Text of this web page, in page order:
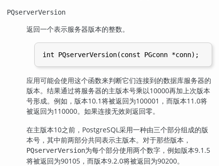
PQserverVersion
返回一个表示服务器版本的整数。
应用可能会使用这个函数来判断它们连接到的数据库服务器的
版本。结果通过将服务器的主版本号乘以10000再加上次版本
号形成。例如，版本10.1将被返回为100001，而版本11.0将
被返回为110000。如果连接无效则返回零。
在主版本10之前， PostgreSQL 采用一种由三个部分组成的版
本号，其中前两部分共同表示主版本。对于那些版本，
PQserverVersion为每个部分使用两个数字，例如版本9.1.5
将被返回为90105，而版本9.2.0将被返回为90200。